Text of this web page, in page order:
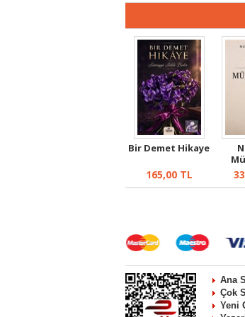
Bir Demet Hikaye
165,00TL
Ana
Çok
Yeni